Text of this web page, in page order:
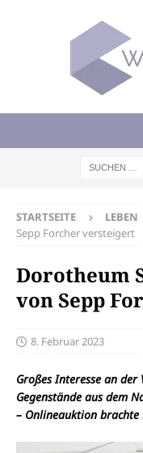
STARTSEITE LEBEN
Sepp Forcher versteigert
Dorotheum
von Sepp
8. Februar 2023
Großes Interesse an
Gegenstände aus dem
– Onlineauktion brachte